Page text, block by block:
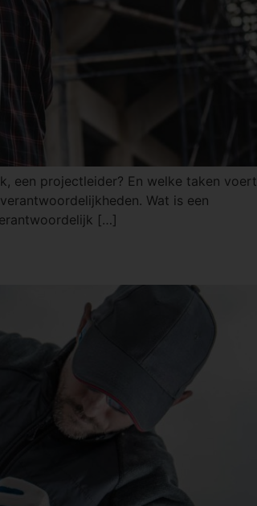
een projectleider? En welke taken voert
Wat is een
[…]